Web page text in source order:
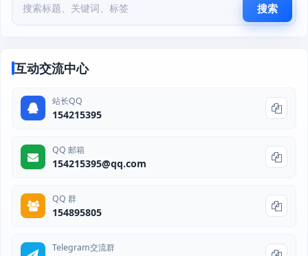
搜索
互动交流中心
站长QQ
154215395
QQ 邮箱
154215395@qq.com
QQ 群
154895805
Telegram交流群